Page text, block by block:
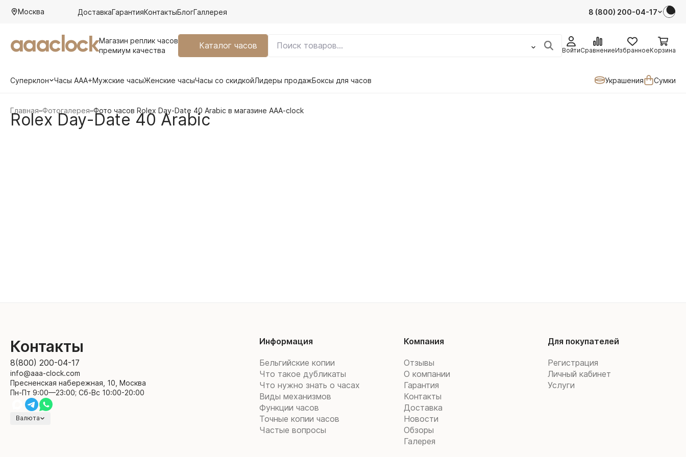
Москва ДоставкаГарантияКонтактыБлогГаллерея 8 (800) 200-04-17
aaaclockМагазин реплик часов
премиум качества
Каталог часов ВойтиСравнениеИзбранноеКорзина
Суперклон Часы AAA+Мужские часыЖенские часыЧасы со скидкойЛидеры продажБоксы для часов Украшения Сумки
Главная–Фотогалерея–Фото часов Rolex Day-Date 40 Arabic в магазине AAA-clock
Rolex Day-Date 40 Arabic
Контакты
8(800) 200-04-17
info@aaa-clock.com
Пресненская набережная, 10, Москва
Пн-Пт 9:00—23:00; Сб-Вс 10:00-20:00
Валюта
Информация
Бельгийские копии
Что такое дубликаты
Что нужно знать о часах
Виды механизмов
Функции часов
Точные копии часов
Частые вопросы
Компания
Отзывы
О компании
Гарантия
Контакты
Доставка
Новости
Обзоры
Галерея
Для покупателей
Регистрация
Личный кабинет
Услуги